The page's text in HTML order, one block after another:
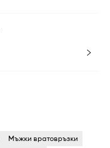
Мъжки вратовръзки